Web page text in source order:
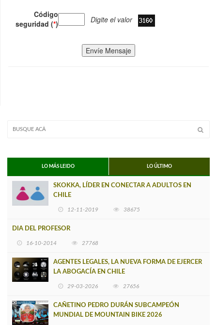
Código
seguridad (*) Digite el valor
Envíe Mensaje
LO MÁS LEIDO LO ÚLTIMO
SKOKKA, LÍDER EN CONECTAR A ADULTOS EN
CHILE
12-11-2019 38675
DIA DEL PROFESOR
16-10-2014 27768
AGENTES LEGALES, LA NUEVA FORMA DE EJERCER
LA ABOGACÍA EN CHILE
29-03-2026 27656
CAÑETINO PEDRO DURÁN SUBCAMPEÓN
MUNDIAL DE MOUNTAIN BIKE 2026